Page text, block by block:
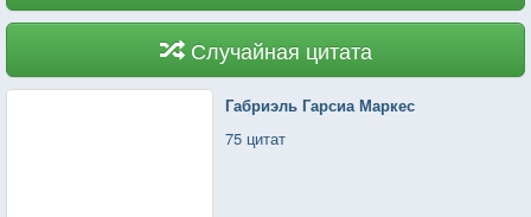
Случайная цитата
Габриэль Гарсиа Маркес
75 цитат